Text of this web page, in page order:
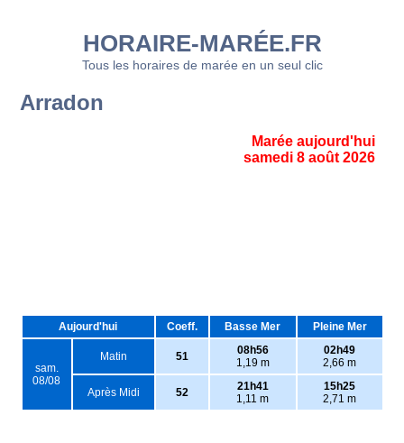
HORAIRE-MARÉE.FR
Tous les horaires de marée en un seul clic
Arradon
Marée aujourd'hui
samedi 8 août 2026
Aujourd'hui Coeff. Basse Mer Pleine Mer
sam.
08/08
Matin 51
08h56
1,19 m
02h49
2,66 m
Après Midi 52
21h41
1,11 m
15h25
2,71 m